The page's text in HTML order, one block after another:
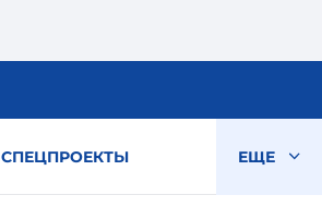
СПЕЦПРОЕКТЫ ЕЩЕ